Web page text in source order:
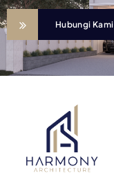
Hubungi Kami